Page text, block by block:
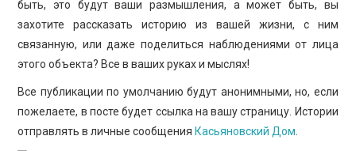
быть, это будут ваши размышления, а может быть, вы
захотите рассказать историю из вашей жизни, с ним
связанную, или даже поделиться наблюдениями от лица
этого объекта? Все в ваших руках и мыслях!
Все публикации по умолчанию будут анонимными, но, если
пожелаете, в посте будет ссылка на вашу страницу. Истории
отправлять в личные сообщения Касьяновский Дом